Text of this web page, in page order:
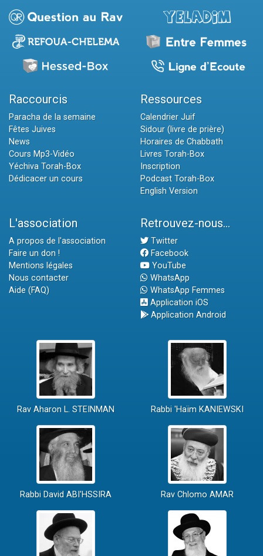
Raccourcis
Paracha de la semaine
Fêtes Juives
News
Cours Mp3-Vidéo
Yéchiva Torah-Box
Dédicacer un cours
Ressources
Calendrier Juif
Sidour (livre de prière)
Horaires de Chabbath
Livres Torah-Box
Inscription
Podcast Torah-Box
English Version
L'association
A propos de l'association
Faire un don !
Mentions légales
Nous contacter
Aide (FAQ)
Retrouvez-nous...
Twitter
Facebook
YouTube
WhatsApp
WhatsApp Femmes
Application iOS
Application Android
Rav Aharon L. STEINMAN Rabbi 'Haïm KANIEWSKI
Rabbi David ABI'HSSIRA Rav Chlomo AMAR